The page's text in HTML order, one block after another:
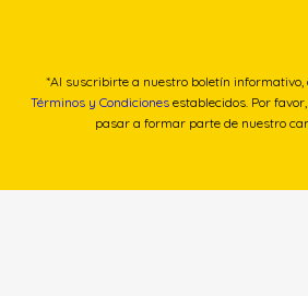
*Al suscribirte a nuestro boletín informativo,
Términos y Condiciones establecidos. Por
pasar a formar parte de nuestro